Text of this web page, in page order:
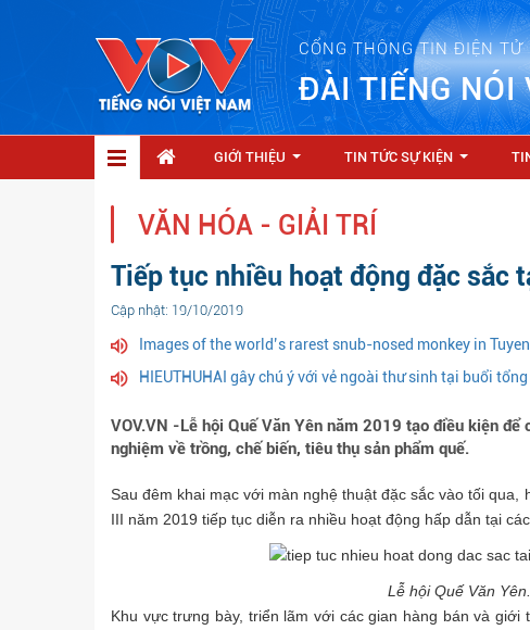
CỔNG THÔNG TIN ĐIỆN TỬ
ĐÀI TIẾNG NÓI
GIỚI THIỆU TIN TỨC SỰ KIỆN
VĂN HÓA - GIẢI TRÍ
Tiếp tục nhiều hoạt động đặc sắc
Cập nhật: 19/10/2019
Images of the world’s rarest snub-nosed monkey in
HIEUTHUHAI gây chú ý với vẻ ngoài thư sinh tại buổi
VOV.VN -Lễ hội Quế Văn Yên năm 2019 tạo điều kiện
nghiệm về trồng, chế biến, tiêu thụ sản phẩm quế.
Sau đêm khai mạc với màn nghệ thuật đặc sắc vào tối
III năm 2019 tiếp tục diễn ra nhiều hoạt động hấp dẫn tại
Lễ hội Quế Văn
Khu vực trưng bày, triển lãm với các gian hàng bán và